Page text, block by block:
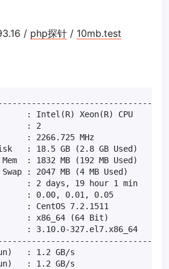
/ php探针 / 10mb.test
: Intel(R) Xeon(R) CPU
: 2
: 2266.725 MHz
: 18.5 GB (2.8 GB Used)
: 1832 MB (192 MB Used)
: 2047 MB (4 MB Used)
: 2 days, 19 hour 1 min
: 0.00, 0.01, 0.05
: CentOS 7.2.1511
: x86_64 (64 Bit)
: 3.10.0-327.el7.x86_64
: 1.2 GB/s
: 1.2 GB/s